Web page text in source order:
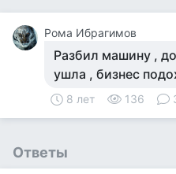
Рома Ибрагимов
Разбил машину ,
ушла , бизнес
8 лет 136
Ответы